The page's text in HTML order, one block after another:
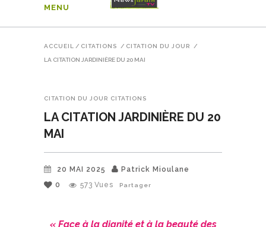
MENU
ACCUEIL / CITATIONS / CITATION DU JOUR /
LA CITATION JARDINIÈRE DU 20 MAI
CITATION DU JOUR CITATIONS
LA CITATION JARDINIÈRE DU 20
MAI
20 MAI 2025
Patrick Mioulane
0
573 Vues Partager
« Face à la dignité et à la beauté des